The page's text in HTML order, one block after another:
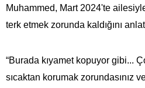
Muhammed, Mart 2024'te
terk etmek zorunda kaldığını
“Burada kıyamet kopuyor gibi...
sıcaktan korumak zorundasınız